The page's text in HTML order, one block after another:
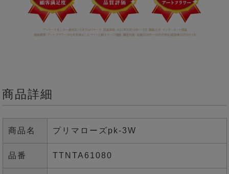
商品詳細
商品名 プリマローズpk-3W
品番 TTNTA61080